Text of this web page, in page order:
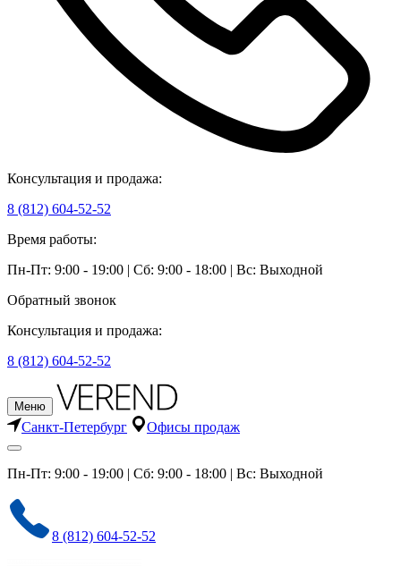
Консультация и продажа:
8 (812) 604-52-52
Время работы:
Пн-Пт: 9:00 - 19:00 | Сб: 9:00 - 18:00 | Вс: Выходной
Обратный звонок
Консультация и продажа:
8 (812) 604-52-52
Меню
Санкт-Петербург Офисы продаж
Пн-Пт: 9:00 - 19:00 | Сб: 9:00 - 18:00 | Вс: Выходной
8 (812) 604-52-52